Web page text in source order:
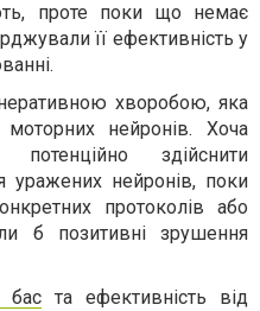
, проте поки що немає
її ефективність у
хворобою, яка
нейронів. Хоча
здійснити
уражених нейронів, поки
протоколів або
б позитивні зрушення
бас та ефективність від